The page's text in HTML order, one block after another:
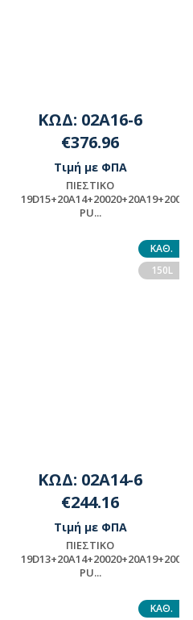
ΚΩΔ: 02A16-6
€376.96
Τιμή με ΦΠΑ
ΠΙΕΣΤΙΚΟ
PU...
ΠΑΡΑΚΑΛΟΥΜΕ ΓΙΑ
ΔΙΑΘΕΣΙΜΟΤΗΤΑ
ΚΑΘ.
150L
ΚΩΔ: 02A14-6
€244.16
Τιμή με ΦΠΑ
ΠΙΕΣΤΙΚΟ
PU...
ΠΑΡΑΚΑΛΟΥΜΕ ΓΙΑΚΑΘ.